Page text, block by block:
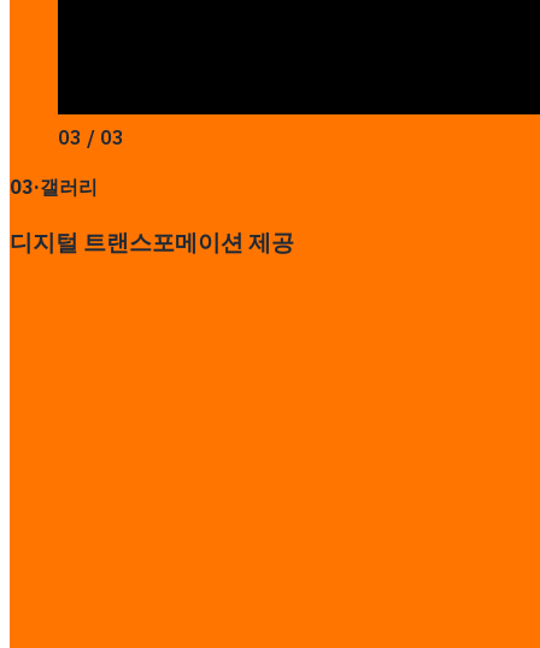
03 / 03
03·갤러리
디지털 트랜스포메이션 제공